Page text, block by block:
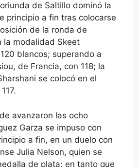
de Saltillo dominó la
principio a fin tras colocarse
de la ronda de
la modalidad Skeet
blancos; superando a
de Francia, con 118; la
se colocó en el
avanzaron las ocho
Garza se impuso con
a fin, en un duelo con
Julia Nelson, quien se
de plata; en tanto que